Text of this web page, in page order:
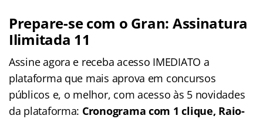
Prepare-se com o Gran: Assinatura
Ilimitada 11
Assine agora e receba acesso IMEDIATO a
plataforma que mais aprova em concursos
públicos e, o melhor, com acesso às 5 novidades
da plataforma: Cronograma com 1 clique, Raio-